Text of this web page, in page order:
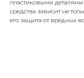
пластиковыми
средства зависит не
его защита от вредных